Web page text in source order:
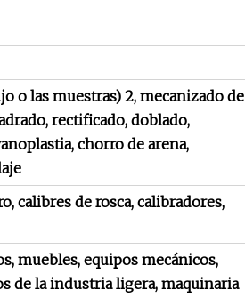
o las muestras) 2, mecanizado de
rectificado, doblado,
chorro de arena,
calibres de rosca, calibradores,
muebles, equipos mecánicos,
de la industria ligera, maquinaria